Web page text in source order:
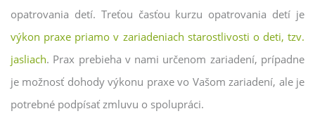
opatrovania detí. Treťou časťou kurzu opatrovania detí je
výkon praxe priamo v zariadeniach starostlivosti o deti, tzv.
jasliach. Prax prebieha v nami určenom zariadení, prípadne
je možnosť dohody výkonu praxe vo Vašom zariadení, ale je
potrebné podpísať zmluvu o spolupráci.